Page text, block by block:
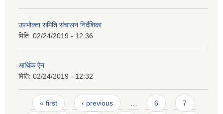
उपभोक्ता समिति संचालन निर्देशिका
मिति: 02/24/2019 - 12:36
आर्थिक ऐन
मिति: 02/24/2019 - 12:32
Pages
« first ‹ previous 6 7